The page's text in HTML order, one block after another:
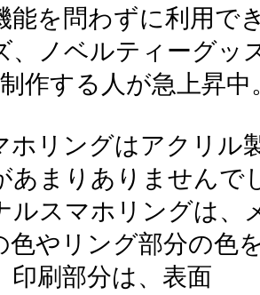
能を問わずに利用で
、ノベルティーグッ
作する人が急上昇中
ホリングはアクリル
あまりありませんで
ルスマホリングは、
色やリング部分の色
印刷部分は、表面